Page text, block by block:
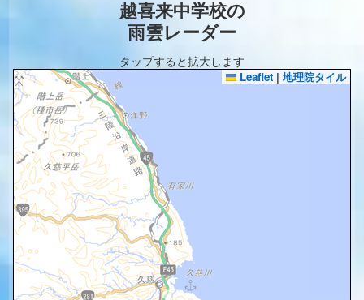
越喜来中学校の
雨雲レーダー
タップすると拡大します
Leaflet | 地理院タイル